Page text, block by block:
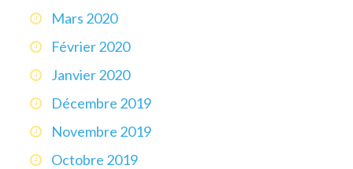
Mars 2020
Février 2020
Janvier 2020
Décembre 2019
Novembre 2019
Octobre 2019